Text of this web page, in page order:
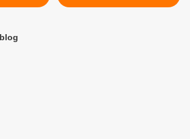
avec
demi,hyper caline et